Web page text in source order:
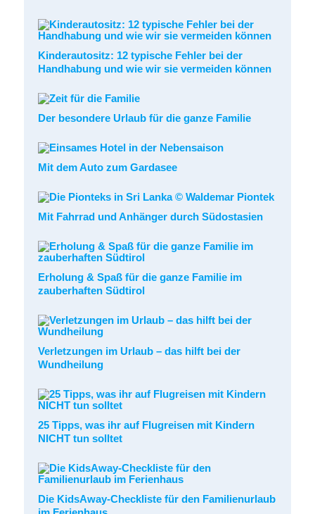
Kinderautositz: 12 typische Fehler bei der
Handhabung und wie wir sie vermeiden können
Der besondere Urlaub für die ganze Familie
Mit dem Auto zum Gardasee
Mit Fahrrad und Anhänger durch Südostasien
Erholung & Spaß für die ganze Familie im
zauberhaften Südtirol
Verletzungen im Urlaub – das hilft bei der
Wundheilung
25 Tipps, was ihr auf Flugreisen mit Kindern
NICHT tun solltet
Die KidsAway-Checkliste für den Familienurlaub